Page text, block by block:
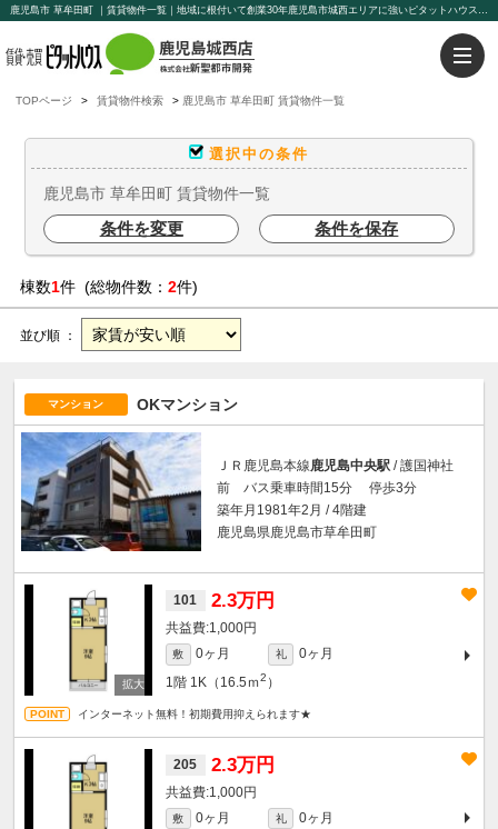
鹿児島市 草牟田町 ｜賃貸物件一覧｜地域に根付いて創業30年鹿児島市城西エリアに強いピタットハウス鹿児島城西店【新聖都市開発】豊富な物件を取り揃えております。賃貸管理もお任せください。
TOPページ 賃貸物件検索 鹿児島市 草牟田町 賃貸物件一覧
選択中の条件
鹿児島市 草牟田町 賃貸物件一覧
条件を変更 条件を保存
棟数1件 (総物件数： 2件)
並び順 ：
マンション OKマンション
ＪＲ鹿児島本線鹿児島中央駅 / 護国神社
前 バス乗車時間15分 停歩3分
築年月1981年2月 / 4階建
鹿児島県鹿児島市草牟田町
101 2.3万円
1,000円
敷 0ヶ月 礼
0ヶ月
1階 1K（16.5ｍ2 ）
インターネット無料！初期費用抑えられます★
205 2.3万円
1,000円
敷 0ヶ月 礼
0ヶ月